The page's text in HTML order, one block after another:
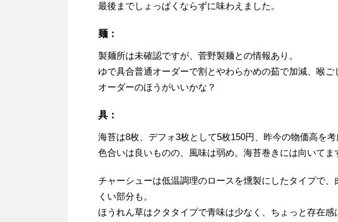
最後までしょっぱくならずに味わえました。
麺：
製麺所は未確認ですが、菅野製麺との情報あり。
ゆで具合普通オーダーで割とやわらかめの茹で加減、喉
オーダーのほうがいいかな？
具：
海苔は8枚、デフォ3枚として5枚150円、昨今の物価高を考
色合いは良いものの、風味は弱め。海苔巻きには向いてま
チャーシューは低温調理のロースを燻製にしたタイプで
くい部分も。
ほうれん草はクタタイプで青味は少なく、ちょっと存在感